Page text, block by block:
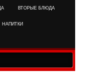
ВТОРЫЕ БЛЮДА
НАПИТКИ